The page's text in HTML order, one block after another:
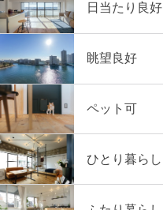
日当たり良好
眺望良好
ペット可
ひとり暮ら